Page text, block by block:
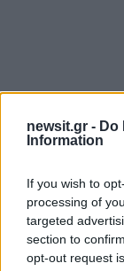
newsit.gr - Do
Information
If you wish to
processing of
targeted
section to
opt-out request